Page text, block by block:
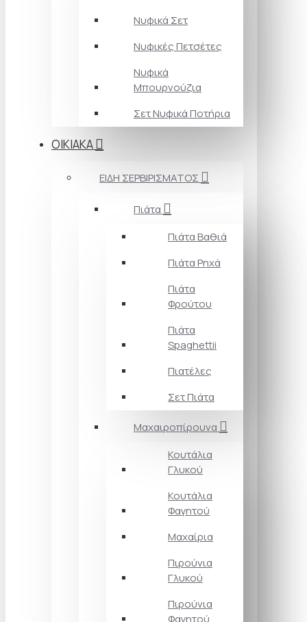
Νυφικά Σετ
Νυφικές Πετσέτες
Νυφικά
Μπουρνούζια
Σετ Νυφικά Ποτήρια
ΟΙΚΙΑΚΑ
ΕΙΔΗ ΣΕΡΒΙΡΙΣΜΑΤΟΣ
Πιάτα
Πιάτα Βαθιά
Πιάτα Ρηχά
Πιάτα
Φρούτου
Πιάτα
Spaghettii
Πιατέλες
Σετ Πιάτα
Μαχαιροπίρουνα
Κουτάλια
Γλυκού
Κουτάλια
Φαγητού
Μαχαίρια
Πιρούνια
Γλυκού
Πιρούνια
Φαγητού